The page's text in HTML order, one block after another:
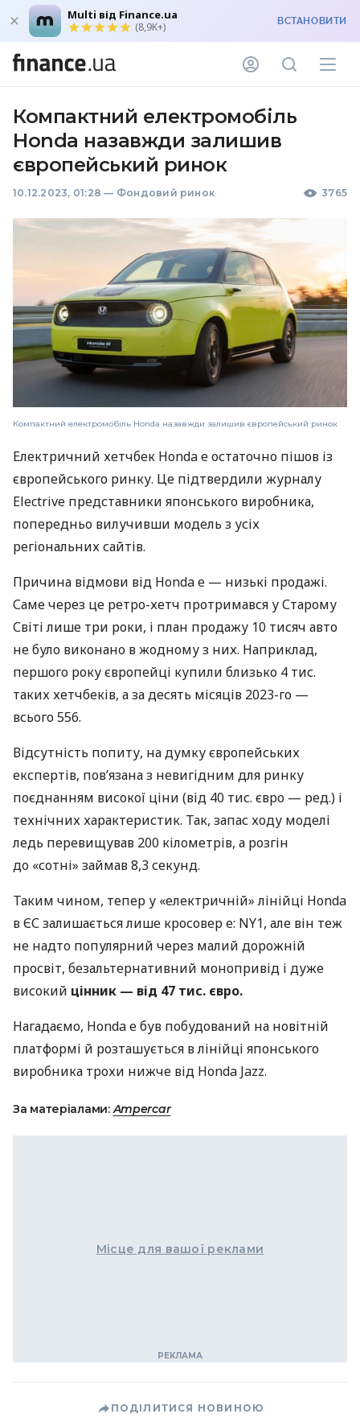
Multi від Finance.ua
(8,9K+) ВСТАНОВИТИ
Компактний електромобіль
Honda назавжди залишив
європейський ринок
10.12.2023, 01:28 — Фондовий ринок 3765
Компактний електромобіль Honda назавжди залишив європейський ринок
Електричний хетчбек Honda e остаточно пішов із
європейського ринку. Це підтвердили журналу
Electrive представники японського виробника,
попередньо вилучивши модель з усіх
регіональних сайтів.
Причина відмови від Honda e — низькі продажі.
Саме через це ретро-хетч протримався у Старому
Світі лише три роки, і план продажу 10 тисяч авто
не було виконано в жодному з них. Наприклад,
першого року європейці купили близько 4 тис.
таких хетчбеків, а за десять місяців 2023-го —
всього 556.
Відсутність попиту, на думку європейських
експертів, пов’язана з невигідним для ринку
поєднанням високої ціни (від 40 тис. євро — ред.) і
технічних характеристик. Так, запас ходу моделі
ледь перевищував 200 кілометрів, а розгін
до «сотні» займав 8,3 секунд.
Таким чином, тепер у «електричній» лінійці Honda
в ЄС залишається лише кросовер e: NY1, але він теж
не надто популярний через малий дорожній
просвіт, безальтернативний монопривід і дуже
високий цінник — від 47 тис. євро.
Нагадаємо, Honda e був побудований на новітній
платформі й розташується в лінійці японського
виробника трохи нижче від Honda Jazz.
За матеріалами:Ampercar
Місце для вашої реклами
ПОДІЛИТИСЯ НОВИНОЮ